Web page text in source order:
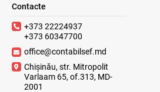
Contacte
+373 22224937
+373 60347700
office@contabilsef.md
Chișinău, str. Mitropolit
Varlaam 65, of.313, MD-
2001